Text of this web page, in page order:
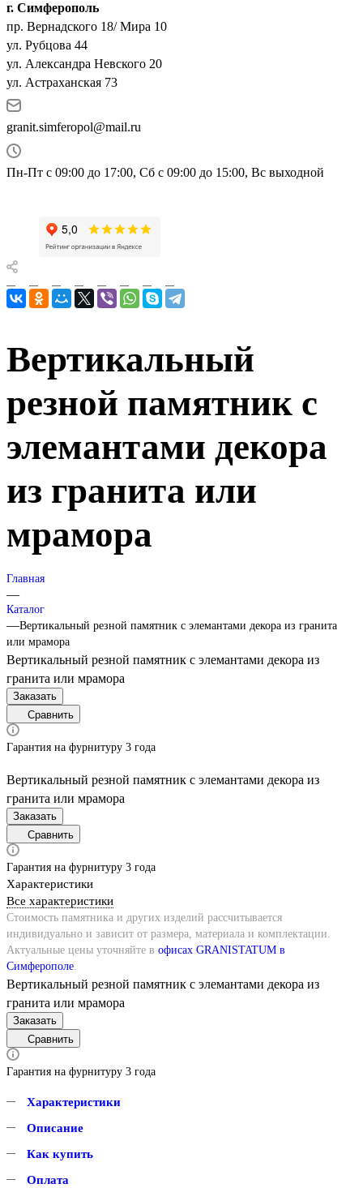
г. Симферополь
пр. Вернадского 18/ Мира 10
ул. Рубцова 44
ул. Александра Невского 20
ул. Астраханская 73
granit.simferopol@mail.ru
Пн-Пт с 09:00 до 17:00, Сб с 09:00 до 15:00, Вс выходной
Вертикальный
резной памятник с
элемантами декора
из гранита или
мрамора
Главная
—
Каталог
—Вертикальный резной памятник с элемантами декора из гранита
или мрамора
Вертикальный резной памятник с элемантами декора из
гранита или мрамора
Заказать
Сравнить
Гарантия на фурнитуру 3 года
Вертикальный резной памятник с элемантами декора из
гранита или мрамора
Заказать
Сравнить
Гарантия на фурнитуру 3 года
Характеристики
Все характеристики
Стоимость памятника и других изделий рассчитывается
индивидуально и зависит от размера, материала и комплектации.
Актуальные цены уточняйте в офисах GRANISTATUM в
Симферополе.
Вертикальный резной памятник с элемантами декора из
гранита или мрамора
Заказать
Сравнить
Гарантия на фурнитуру 3 года
Характеристики
Описание
Как купить
Оплата